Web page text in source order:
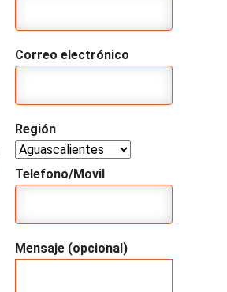
Correo electrónico
Región
Telefono/Movil
Mensaje (opcional)